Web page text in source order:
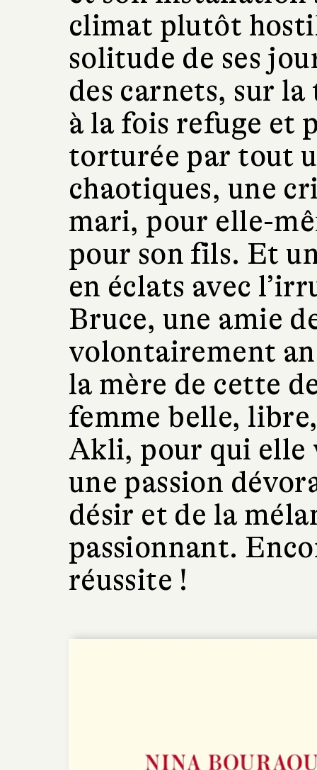
climat plutôt
solitude de ses
des carnets, sur
à la fois refuge et
torturée par tout
chaotiques, une
mari, pour elle-
pour son fils. Et
en éclats avec
Bruce, une amie
volontairement
la mère de cette
femme belle,
Akli, pour qui elle
une passion
désir et de la
passionnant.
réussite !